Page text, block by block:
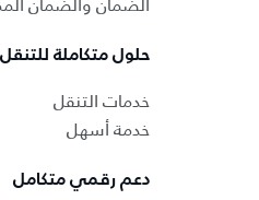
حلول متكاملة للتنقل
خدمات التنقل
خدمة أسهل
دعم رقمي متكامل